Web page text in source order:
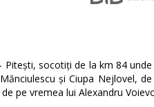
socotiți de la km 84
și Ciupa Nejlovel,
pe vremea lui Alexandru